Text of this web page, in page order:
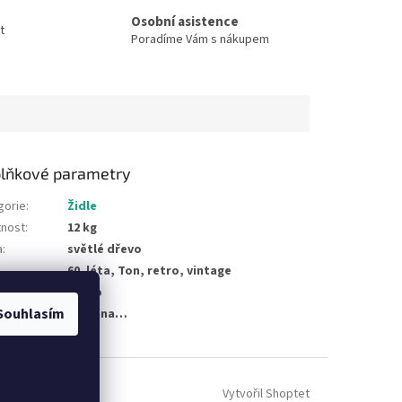
Osobní asistence
Poradíme Vám s nákupem
parametry
:
Židle
:
12 kg
:
světlé dřevo
60. léta, Ton, retro, vintage
:
dřevo
byla vyprodána…
Vytvořil Shoptet